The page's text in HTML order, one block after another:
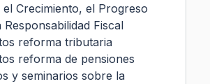
Crecimiento, el Progreso
Responsabilidad Fiscal
reforma tributaria
reforma de pensiones
y seminarios sobre la